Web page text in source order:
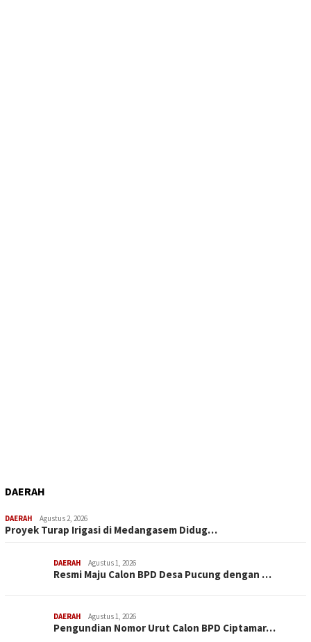
DAERAH
DAERAH Agustus 2, 2026
Proyek Turap Irigasi di Medangasem Didug…
DAERAH Agustus 1, 2026
Resmi Maju Calon BPD Desa Pucung dengan …
DAERAH Agustus 1, 2026
Pengundian Nomor Urut Calon BPD Ciptamar…